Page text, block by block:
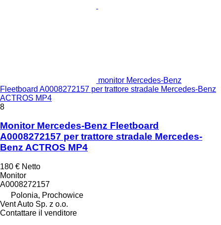
monitor Mercedes-Benz
Fleetboard A0008272157 per trattore stradale Mercedes-Benz
ACTROS MP4
8
Monitor Mercedes-Benz Fleetboard
A0008272157 per trattore stradale Mercedes-
Benz ACTROS MP4
180 € Netto
Monitor
A0008272157
Polonia, Prochowice
Vent Auto Sp. z o.o.
Contattare il venditore